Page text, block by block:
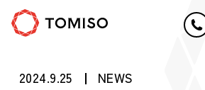
・TOP
2024.9.25 NEWS